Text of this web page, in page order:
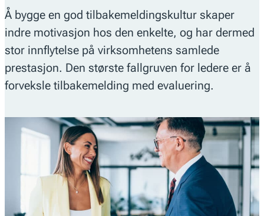
Å bygge en god tilbakemeldingskultur skaper
indre motivasjon hos den enkelte, og har dermed
stor innflytelse på virksomhetens samlede
prestasjon. Den største fallgruven for ledere er å
forveksle tilbakemelding med evaluering.